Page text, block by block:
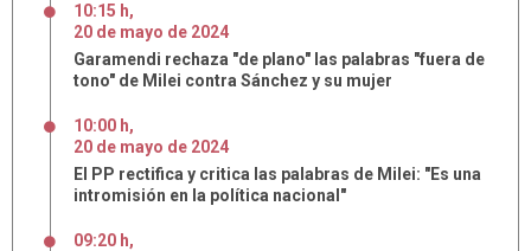
10:15 h,
20 de mayo de 2024
Garamendi rechaza "de plano" las palabras "fuera de
tono" de Milei contra Sánchez y su mujer
10:00 h,
20 de mayo de 2024
El PP rectifica y critica las palabras de Milei: "Es una
intromisión en la política nacional"
09:20 h,